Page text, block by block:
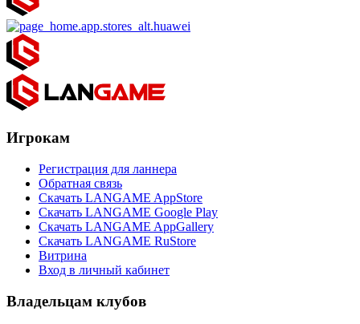
Игрокам
Регистрация для ланнера
Обратная связь
Скачать LANGAME AppStore
Скачать LANGAME Google Play
Скачать LANGAME AppGallery
Скачать LANGAME RuStore
Витрина
Вход в личный кабинет
Владельцам клубов